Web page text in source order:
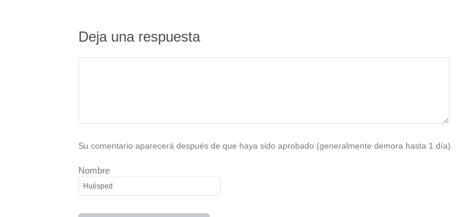
Deja una respuesta
Su comentario aparecerá después de que haya sido aprobado (generalmente demora hasta 1 día).
Nombre